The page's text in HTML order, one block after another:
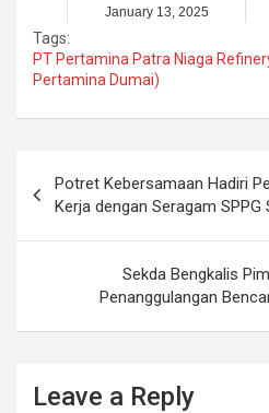
January 13, 2025
Tags:
PT Pertamina Patra Niaga
Pertamina Dumai)
navigation
Potret Kebersamaan Hadiri
Kerja dengan Seragam SPPG
Sekda Bengkalis
Penanggulangan
Leave a Reply